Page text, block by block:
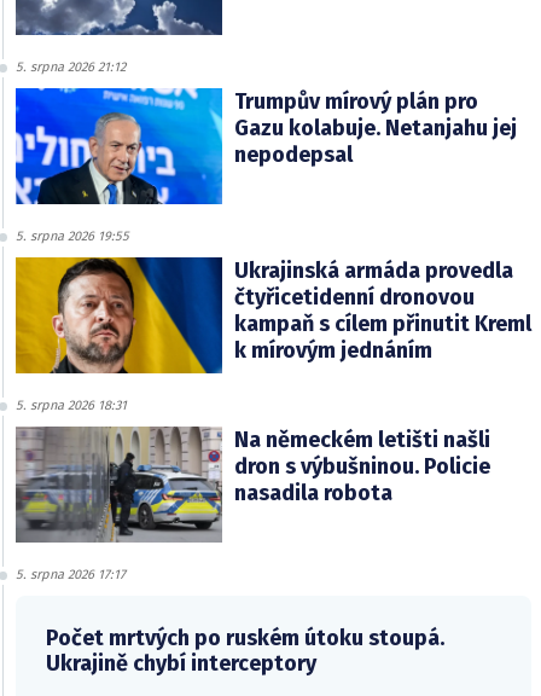
5. srpna 2026 21:12
Trumpův mírový plán pro
Gazu kolabuje. Netanjahu jej
nepodepsal
5. srpna 2026 19:55
Ukrajinská armáda provedla
čtyřicetidenní dronovou
kampaň s cílem přinutit Kreml
k mírovým jednáním
5. srpna 2026 18:31
Na německém letišti našli
dron s výbušninou. Policie
nasadila robota
5. srpna 2026 17:17
Počet mrtvých po ruském útoku stoupá.
Ukrajině chybí interceptory